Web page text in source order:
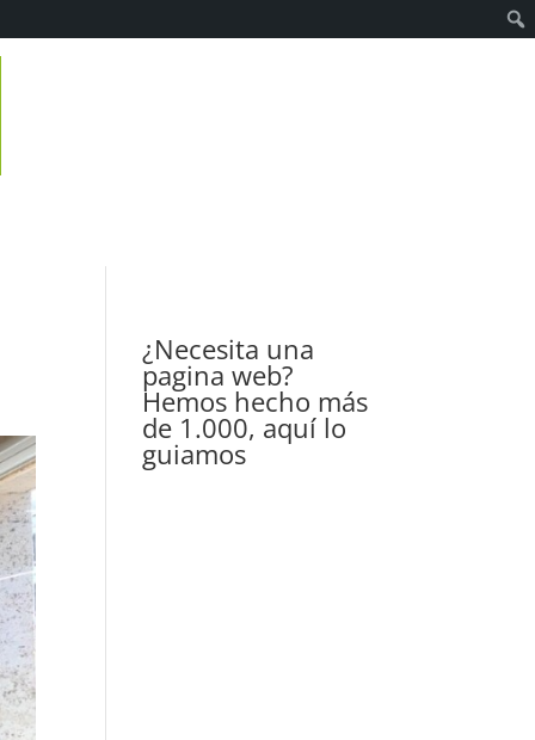
¿Necesita una
pagina web?
Hemos hecho más
de 1.000, aquí lo
guiamos